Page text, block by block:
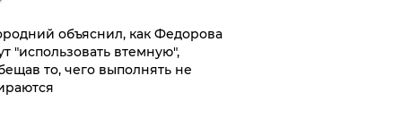
объяснил, как Федорова
"использовать втемную",
то, чего выполнять не